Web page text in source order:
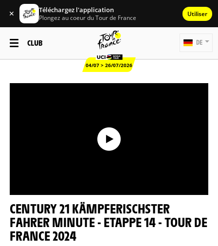
✕ Téléchargez l'application
Plongez au coeur du Tour de France Utiliser
CLUB
04/07 > 26/07/2026
DE
CENTURY 21 KÄMPFERISCHSTER
FAHRER MINUTE - ETAPPE 14 - TOUR DE
FRANCE 2024